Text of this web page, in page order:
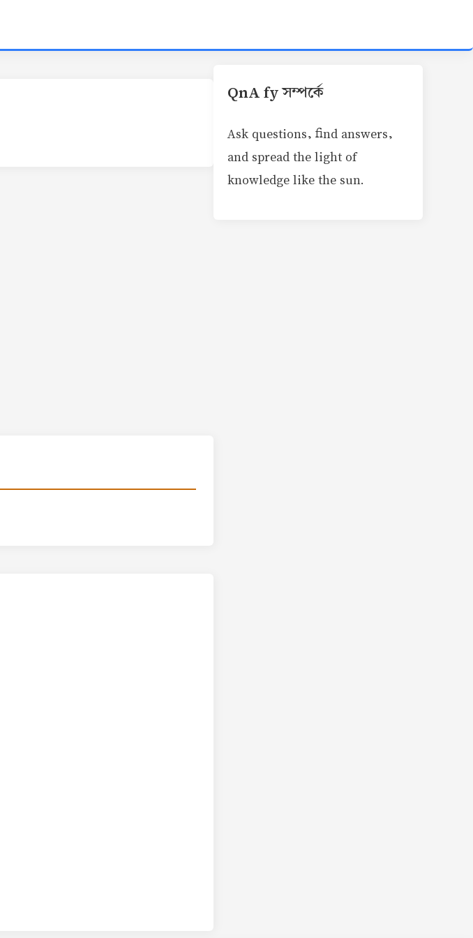
QnA fy সম্পর্কে
Ask questions, find answers,
and spread the light of
knowledge like the sun.